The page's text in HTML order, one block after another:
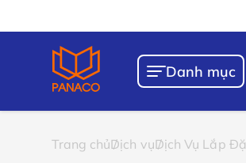
Bảo
Danh mục
Trang chủDịch vụDịch Vụ Lắp